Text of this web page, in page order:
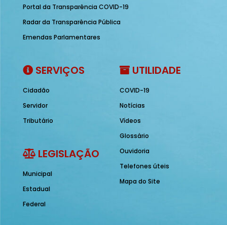
Portal da Transparência COVID-19
Radar da Transparência Pública
Emendas Parlamentares
SERVIÇOS
Cidadão
Servidor
Tributário
LEGISLAÇÃO
Municipal
Estadual
Federal
UTILIDADE
COVID-19
Notícias
Vídeos
Glossário
Ouvidoria
Telefones úteis
Mapa do Site